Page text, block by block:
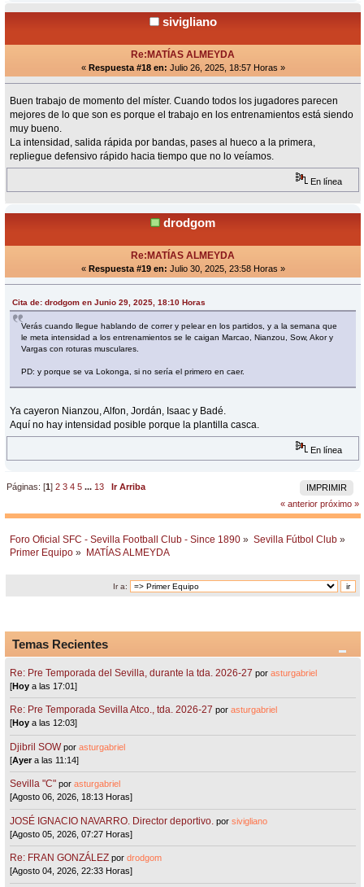
sivigliano
Re:MATÍAS ALMEYDA
« Respuesta #18 en: Julio 26, 2025, 18:57 Horas »
Buen trabajo de momento del míster. Cuando todos los jugadores parecen
mejores de lo que son es porque el trabajo en los entrenamientos está siendo
muy bueno.
La intensidad, salida rápida por bandas, pases al hueco a la primera,
repliegue defensivo rápido hacia tiempo que no lo veíamos.
En línea
drodgom
Re:MATÍAS ALMEYDA
« Respuesta #19 en: Julio 30, 2025, 23:58 Horas »
Cita de: drodgom en Junio 29, 2025, 18:10 Horas
Verás cuando llegue hablando de correr y pelear en los partidos, y a la semana que
le meta intensidad a los entrenamientos se le caigan Marcao, Nianzou, Sow, Akor y
Vargas con roturas musculares.
PD: y porque se va Lokonga, si no sería el primero en caer.
Ya cayeron Nianzou, Alfon, Jordán, Isaac y Badé.
Aquí no hay intensidad posible porque la plantilla casca.
En línea
IMPRIMIR
Páginas: [1]2 3 4 5 ... 13
Ir Arriba
« anterior próximo »
Foro Oficial SFC - Sevilla Football Club - Since 1890 » Sevilla Fútbol Club »
Primer Equipo » MATÍAS ALMEYDA
Ir a:
Temas Recientes
Re: Pre Temporada del Sevilla, durante la tda. 2026-27 porasturgabriel
[Hoy a las 17:01]
Re: Pre Temporada Sevilla Atco., tda. 2026-27 porasturgabriel
[Hoy a las 12:03]
Djibril SOW porasturgabriel
[Ayera las 11:14]
Sevilla "C"porasturgabriel
[Agosto 06, 2026, 18:13 Horas]
JOSÉ IGNACIO NAVARRO. Director deportivo. porsivigliano
[Agosto 05, 2026, 07:27 Horas]
Re: FRAN GONZÁLEZ pordrodgom
[Agosto 04, 2026, 22:33 Horas]